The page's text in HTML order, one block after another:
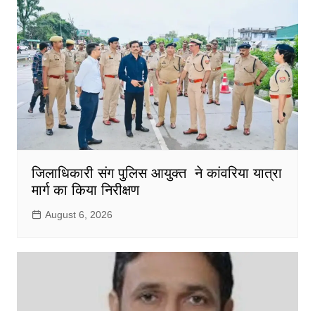
जिलाधिकारी संग पुलिस आयुक्त ने कांवरिया यात्रा
मार्ग का किया निरीक्षण
August 6, 2026